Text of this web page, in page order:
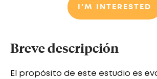
I'M INTERESTED
Breve descripción
El propósito de este estudio es